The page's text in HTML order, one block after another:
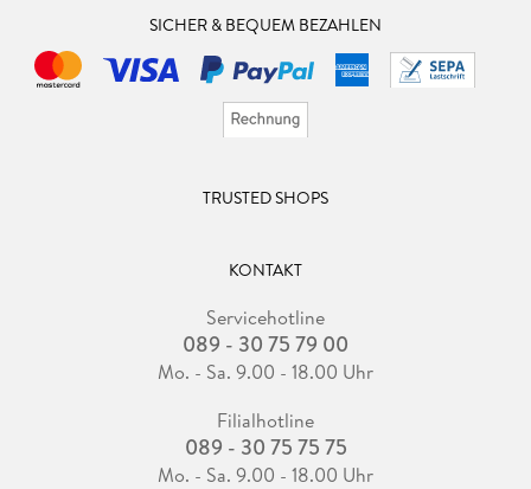
SICHER & BEQUEM BEZAHLEN
TRUSTED SHOPS
KONTAKT
Servicehotline
089 - 30 75 79 00
Mo. - Sa. 9.00 - 18.00 Uhr
Filialhotline
089 - 30 75 75 75
Mo. - Sa. 9.00 - 18.00 Uhr